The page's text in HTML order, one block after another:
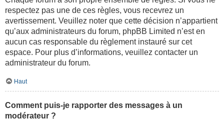
respectez pas une de ces règles, vous recevrez un
avertissement. Veuillez noter que cette décision n’appartient
qu’aux administrateurs du forum, phpBB Limited n’est en
aucun cas responsable du règlement instauré sur cet
espace. Pour plus d’informations, veuillez contacter un
administrateur du forum.
Haut
Comment puis-je rapporter des messages à un
modérateur ?